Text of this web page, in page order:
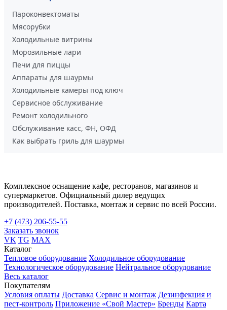
Пароконвектоматы
Мясорубки
Холодильные витрины
Морозильные лари
Печи для пиццы
Аппараты для шаурмы
Холодильные камеры под ключ
Сервисное обслуживание
Ремонт холодильного
Обслуживание касс, ФН, ОФД
Как выбрать гриль для шаурмы
Комплексное оснащение кафе, ресторанов, магазинов и
супермаркетов. Официальный дилер ведущих
производителей. Поставка, монтаж и сервис по всей России.
+7 (473) 206-55-55
Заказать звонок
VK TG MAX
Каталог
Тепловое оборудование Холодильное оборудование
Технологическое оборудование Нейтральное оборудование
Весь каталог
Покупателям
Условия оплаты Доставка Сервис и монтаж Дезинфекция и
пест-контроль Приложение «Свой Мастер» Бренды Карта